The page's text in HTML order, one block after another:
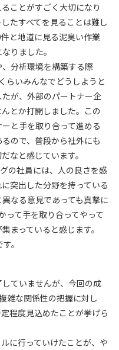
ことがすごく大切になり
たすべてを見ることは難し
と地道に見る泥臭い作業
りました。
分析環境を構築する際
らいみんなでどうしようと
が、外部のパートナー企
とか打開しました。この
と手を取り合って進める
ので、普段から社外にも
なと感じています。
の社員には、人の良さを感
突出した分野を持っている
なる意見であっても真摯に
って手を取り合ってやって
まっていると感じます。
。
ていませんが、今回の成
雑な関係性の把握に対し
程度見込めたことが挙げら
に行っていけたことが、や